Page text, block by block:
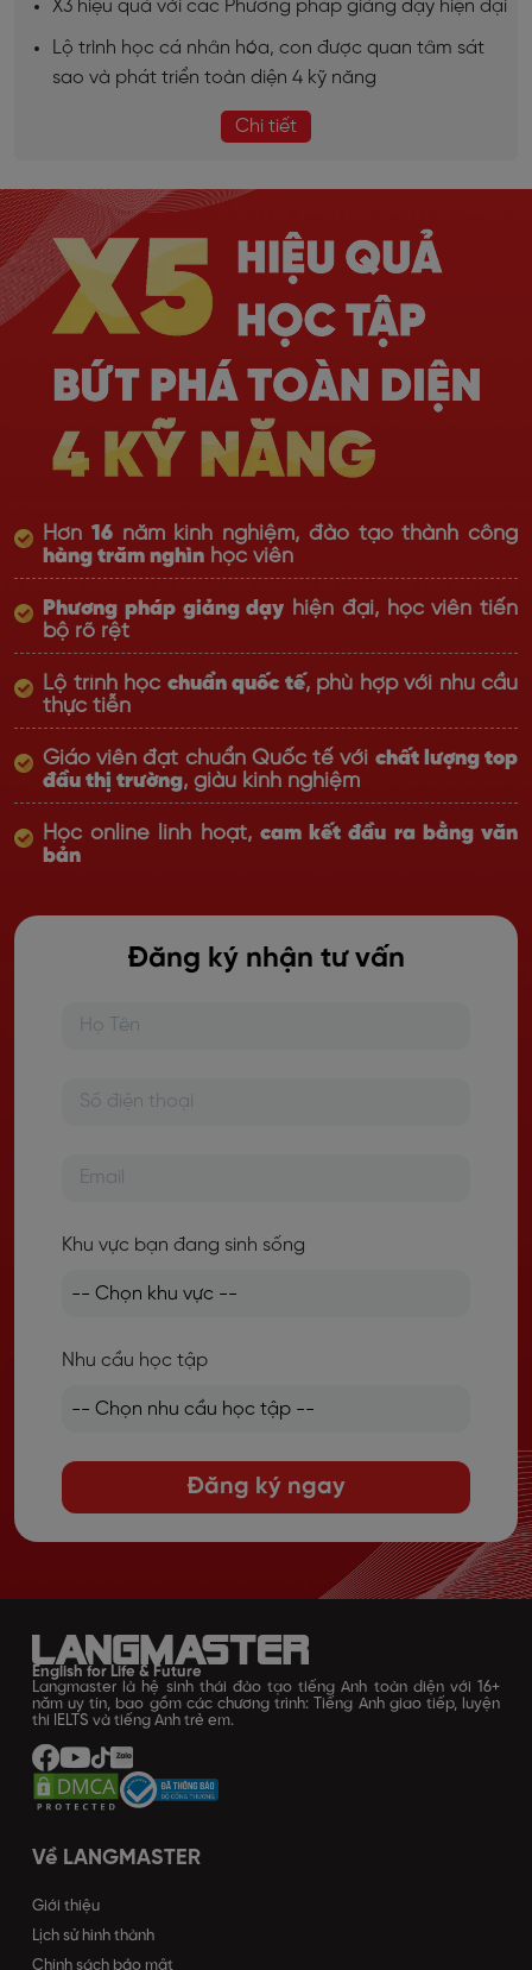
X3 hiệu quả với các Phương pháp giảng dạy hiện đại
Lộ trình học cá nhân hóa, con được quan tâm sát
sao và phát triển toàn diện 4 kỹ năng
Chi tiết
Hơn 16năm kinh nghiệm, đào tạo thành công
hàng trăm nghìn học viên
Phương pháp giảng dạy hiện đại, học viên tiến
bộ rõ rệt
Lộ trình học chuẩn quốc tế, phù hợp với nhu cầu
thực tiễn
Giáo viên đạt chuẩn Quốc tế với chất lượng top
đầu thị trường, giàu kinh nghiệm
Học online linh hoạt, cam kết đầu ra bằng văn
bản
Đăng ký nhận tư vấn
Khu vực bạn đang sinh sống
Nhu cầu học tập
Đăng ký ngay
English for Life & Future
Langmaster là hệ sinh thái đào tạo tiếng Anh toàn diện với 16+
năm uy tín, bao gồm các chương trình: Tiếng Anh giao tiếp, luyện
thi IELTS và tiếng Anh trẻ em.
Về LANGMASTER
Giới thiệu
Lịch sử hình thành
Chính sách bảo mật